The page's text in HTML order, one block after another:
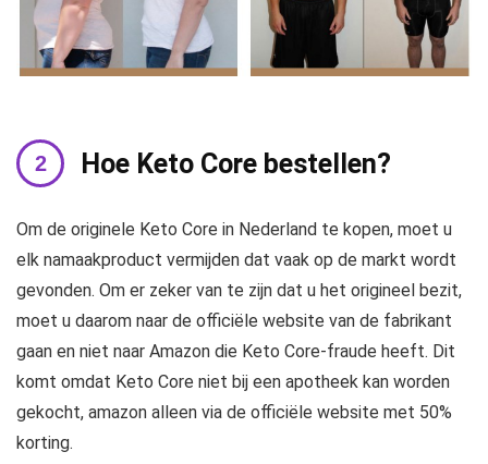
Hoe Keto Core bestellen?
Om de originele Keto Core in Nederland te kopen, moet u
elk namaakproduct vermijden dat vaak op de markt wordt
gevonden. Om er zeker van te zijn dat u het origineel bezit,
moet u daarom naar de officiële website van de fabrikant
gaan en niet naar Amazon die Keto Core-fraude heeft. Dit
komt omdat Keto Core niet bij een apotheek kan worden
gekocht, amazon alleen via de officiële website met 50%
korting.